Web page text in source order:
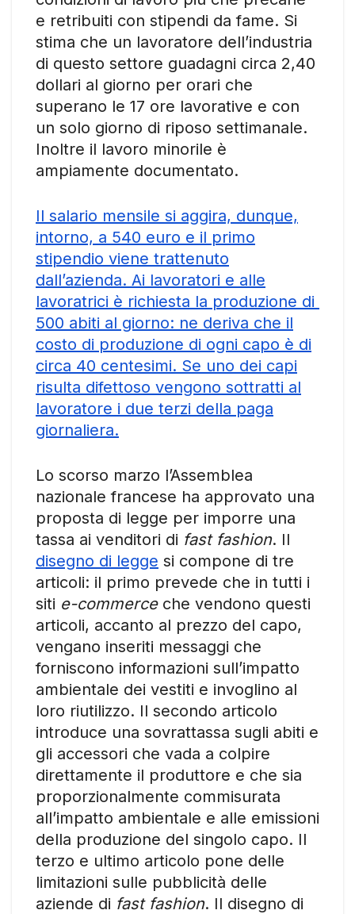
e retribuiti con stipendi da fame. Si
stima che un lavoratore dell’industria
di questo settore guadagni circa 2,40
dollari al giorno per orari che
superano le 17 ore lavorative e con
un solo giorno di riposo settimanale.
Inoltre il lavoro minorile è
ampiamente documentato.
Il salario mensile si aggira, dunque,
intorno, a 540 euro e il primo
stipendio viene trattenuto
dall’azienda. Ai lavoratori e alle
lavoratrici è richiesta la produzione di
500 abiti al giorno: ne deriva che il
costo di produzione di ogni capo è di
circa 40 centesimi. Se uno dei capi
risulta difettoso vengono sottratti al
lavoratore i due terzi della paga
giornaliera.
Lo scorso marzo l’Assemblea
nazionale francese ha approvato una
proposta di legge per imporre una
tassa ai venditori di fast fashion. Il
disegno di legge si compone di tre
articoli: il primo prevede che in tutti i
siti e-commerceche vendono questi
articoli, accanto al prezzo del capo,
vengano inseriti messaggi che
forniscono informazioni sull’impatto
ambientale dei vestiti e invoglino al
loro riutilizzo. Il secondo articolo
introduce una sovrattassa sugli abiti e
gli accessori che vada a colpire
direttamente il produttore e che sia
proporzionalmente commisurata
all’impatto ambientale e alle emissioni
della produzione del singolo capo. Il
terzo e ultimo articolo pone delle
limitazioni sulle pubblicità delle
aziende di fast fashion. Il disegno di